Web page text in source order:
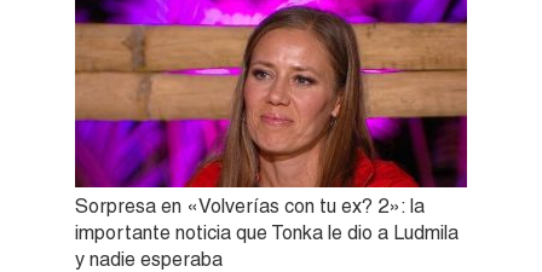
Sorpresa en «Volverías con tu ex? 2»: la
importante noticia que Tonka le dio a Ludmila
y nadie esperaba